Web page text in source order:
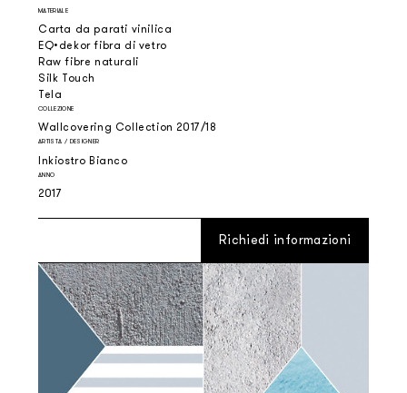
MATERIALE
Carta da parati vinilica
EQ•dekor fibra di vetro
Raw fibre naturali
Silk Touch
Tela
COLLEZIONE
Wallcovering Collection 2017/18
ARTISTA / DESIGNER
Inkiostro Bianco
ANNO
2017
Richiedi informazioni